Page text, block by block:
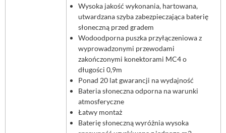
Wysoka jakość wykonania, hartowana,
utwardzana szyba zabezpieczająca baterię
słoneczną przed gradem
Wodoodporna puszka przyłączeniowa z
wyprowadzonymi przewodami
zakończonymi konektorami MC4 o
długości 0,9m
Ponad 20 lat gwarancji na wydajność
Bateria słoneczna odporna na warunki
atmosferyczne
Łatwy montaż
Baterię słoneczną wyróżnia wysoka